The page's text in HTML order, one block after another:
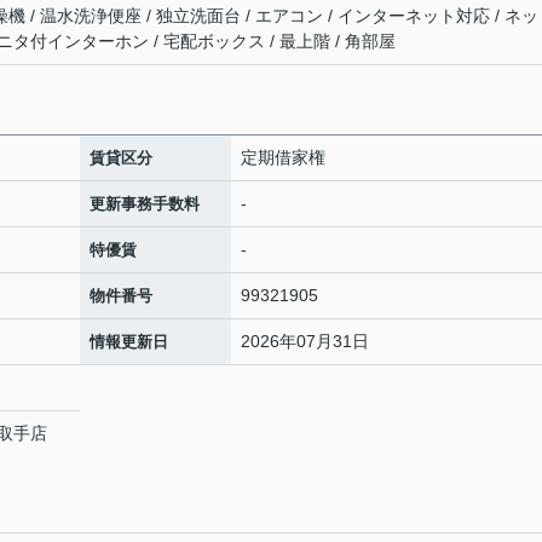
/ 温水洗浄便座 / 独立洗面台 / エアコン / インターネット対応 / ネッ
タ付インターホン / 宅配ボックス / 最上階 / 角部屋
賃貸区分 定期借家権
更新事務手数料 -
特優賃 -
物件番号 99321905
情報更新日 2026年07月31日
手店